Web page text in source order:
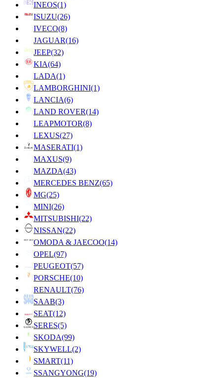
INEOS(1)
ISUZU(26)
IVECO(8)
JAGUAR(16)
JEEP(32)
KIA(64)
LADA(1)
LAMBORGHINI(1)
LANCIA(6)
LAND ROVER(14)
LEAPMOTOR(8)
LEXUS(27)
MASERATI(1)
MAXUS(9)
MAZDA(43)
MERCEDES BENZ(65)
MG(25)
MINI(26)
MITSUBISHI(22)
NISSAN(22)
OMODA & JAECOO(14)
OPEL(97)
PEUGEOT(57)
PORSCHE(10)
RENAULT(76)
SAAB(3)
SEAT(12)
SERES(5)
SKODA(99)
SKYWELL(2)
SMART(11)
SSANGYONG(19)